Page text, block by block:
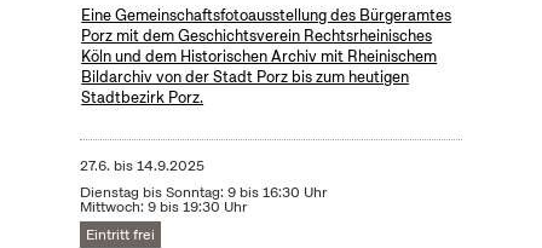
Eine Gemeinschaftsfotoausstellung des Bürgeramtes
Porz mit dem Geschichtsverein Rechtsrheinisches
Köln und dem Historischen Archiv mit Rheinischem
Bildarchiv von der Stadt Porz bis zum heutigen
Stadtbezirk Porz.
27.6. bis14.9.2025
Dienstag bis Sonntag: 9 bis 16:30 Uhr
Mittwoch: 9 bis 19:30 Uhr
Eintritt frei